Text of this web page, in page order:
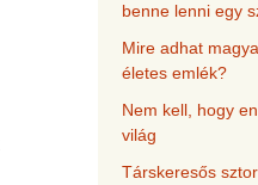
benne lenni egy
Mire adhat
életes emlék?
Nem kell, hogy
világ
Társkeresős